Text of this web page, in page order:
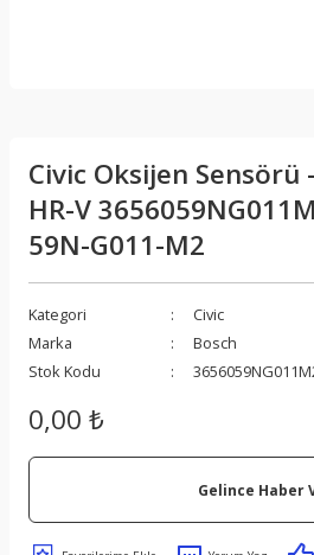
Civic Oksijen Sensörü
HR-V
59N-G011-M2
Kategori
Civic
Marka
Bosch
Stok Kodu
0,00 ₺
Gelince Haber